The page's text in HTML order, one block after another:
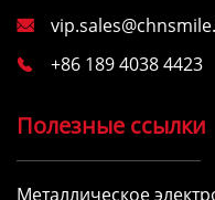

 +86 189 4038 4423
Полезные ссылки
Металлическое